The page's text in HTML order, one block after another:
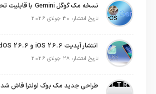
تاریخ انتشار: 30 جولای 2026
انتشار آپدیت iOS 26.6 و iPadOS 26.6
تاریخ انتشار: 28 جولای 2026
طراحی جدید مک بوک اولترا فاش شد